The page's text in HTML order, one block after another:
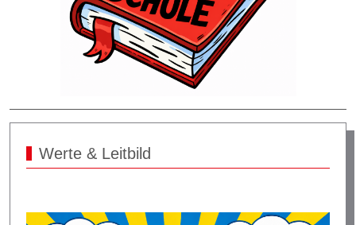
Werte & Leitbild